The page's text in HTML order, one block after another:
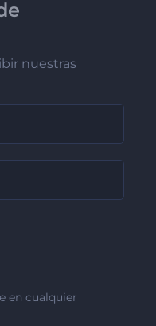
nuestras
en cualquier